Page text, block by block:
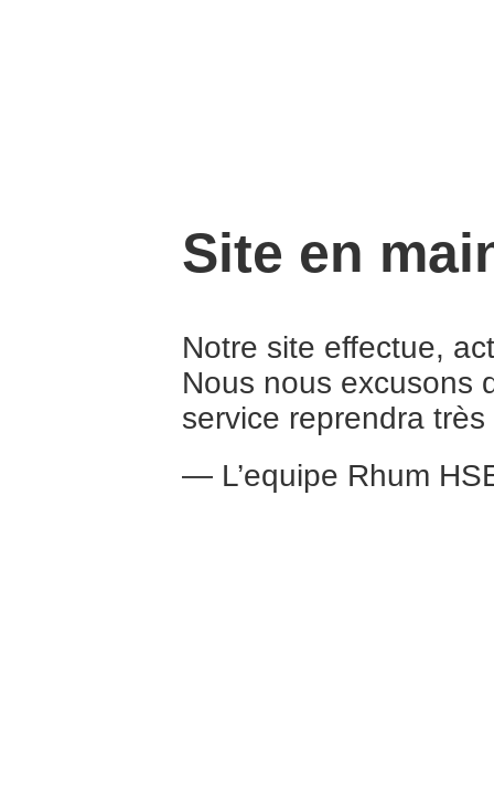
Site en
Notre site effectue,
Nous nous excusons
service reprendra
— L’equipe Rhum